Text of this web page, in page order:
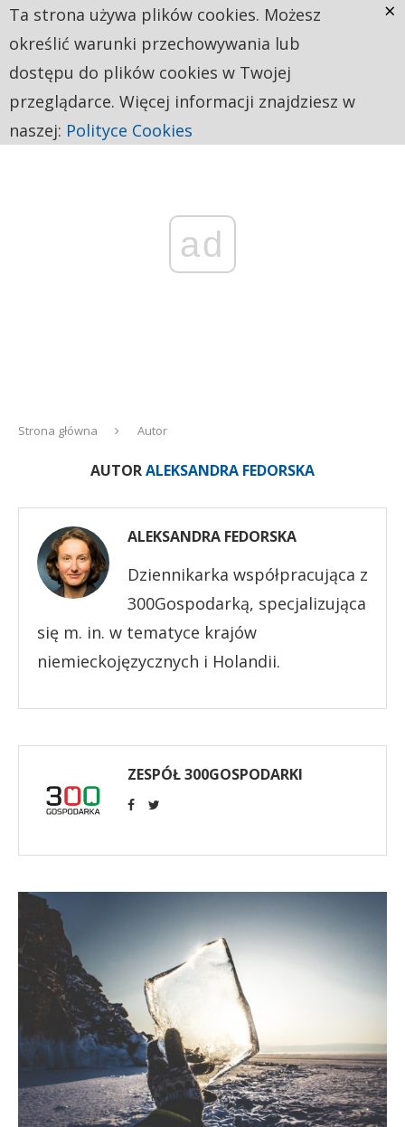
ad
Strona główna Autor
AUTORALEKSANDRA FEDORSKA
ALEKSANDRA FEDORSKA
Dziennikarka współpracująca z
300Gospodarką, specjalizująca
się m. in. w tematyce krajów
niemieckojęzycznych i Holandii.
ZESPÓŁ 300GOSPODARKI
Ta strona używa plików cookies. Możesz
określić warunki przechowywania lub
dostępu do plików cookies w Twojej
przeglądarce. Więcej informacji znajdziesz w
naszej: Polityce Cookies
×